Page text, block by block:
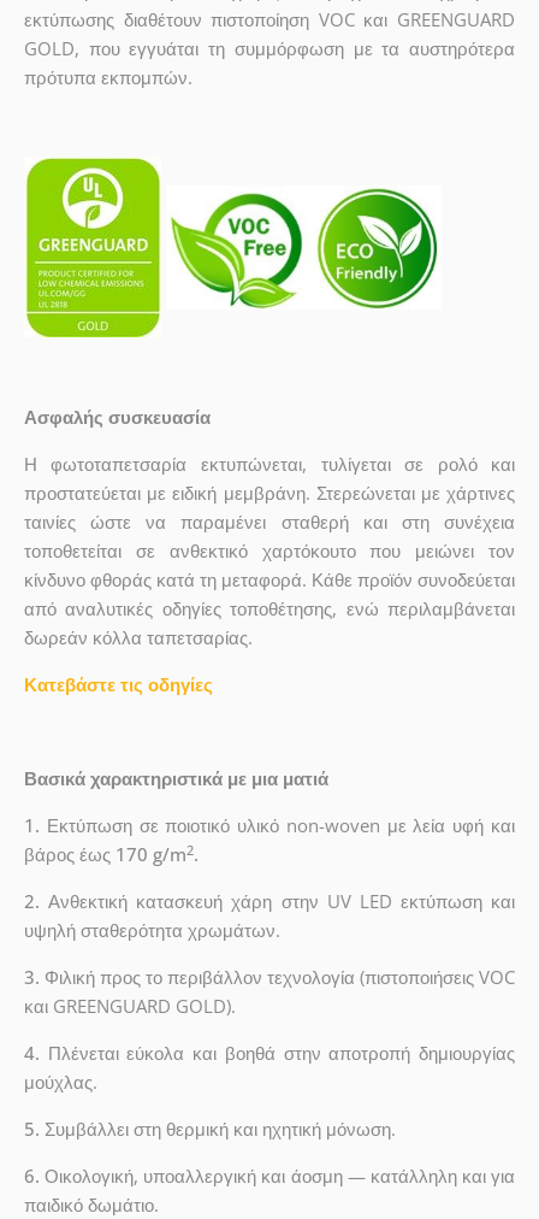
εκτύπωσης διαθέτουν πιστοποίηση VOC και GREENGUARD
GOLD, που εγγυάται τη συμμόρφωση με τα αυστηρότερα
πρότυπα εκπομπών.
Ασφαλής συσκευασία
Η φωτοταπετσαρία εκτυπώνεται, τυλίγεται σε ρολό και
προστατεύεται με ειδική μεμβράνη. Στερεώνεται με χάρτινες
ταινίες ώστε να παραμένει σταθερή και στη συνέχεια
τοποθετείται σε ανθεκτικό χαρτόκουτο που μειώνει τον
κίνδυνο φθοράς κατά τη μεταφορά. Κάθε προϊόν συνοδεύεται
από αναλυτικές οδηγίες τοποθέτησης, ενώ περιλαμβάνεται
δωρεάν κόλλα ταπετσαρίας.
Κατεβάστε τις οδηγίες
Βασικά χαρακτηριστικά με μια ματιά
1. Εκτύπωση σε ποιοτικό υλικό non-woven με λεία υφή και
βάρος έως 170 g/m2.
2.Ανθεκτική κατασκευή χάρη στην UV LED εκτύπωση και
υψηλή σταθερότητα χρωμάτων.
3. Φιλική προς το περιβάλλον τεχνολογία (πιστοποιήσεις VOC
και GREENGUARD GOLD).
4. Πλένεται εύκολα και βοηθά στην αποτροπή δημιουργίας
μούχλας.
5. Συμβάλλει στη θερμική και ηχητική μόνωση.
6.Οικολογική, υποαλλεργική και άοσμη — κατάλληλη και για
παιδικό δωμάτιο.